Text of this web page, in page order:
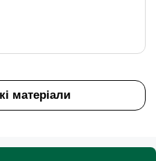
матеріали